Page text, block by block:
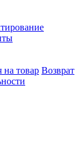
на товар Возврат